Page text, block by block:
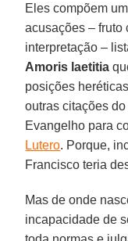
Eles compõem
acusações – fruto
interpretação –
Amoris laetitia
posições
outras citações
Evangelho para
Lutero. Porque,
Francisco teria
Mas de onde
incapacidade de